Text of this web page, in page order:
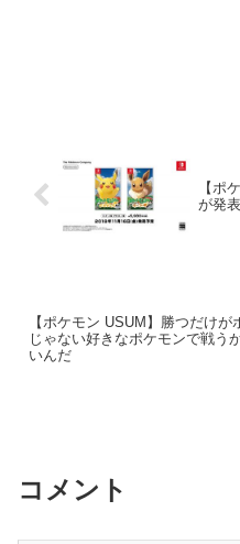
【ポ
が発
【ポケモン USUM】勝つだけが
じゃない好きなポケモンで戦う
いんだ
コメント